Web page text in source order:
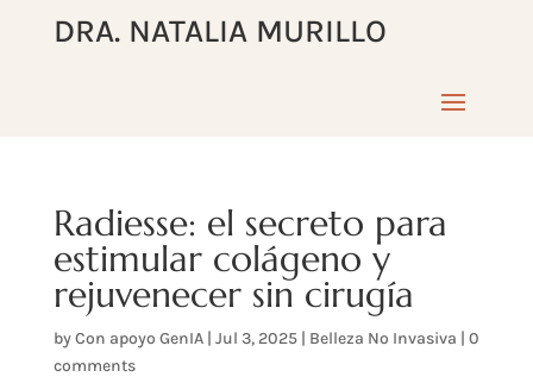
DRA. NATALIA MURILLO
Radiesse: el secreto para
estimular colágeno y
rejuvenecer sin cirugía
byCon apoyo GenIA| Jul 3, 2025| Belleza No Invasiva | 0
comments